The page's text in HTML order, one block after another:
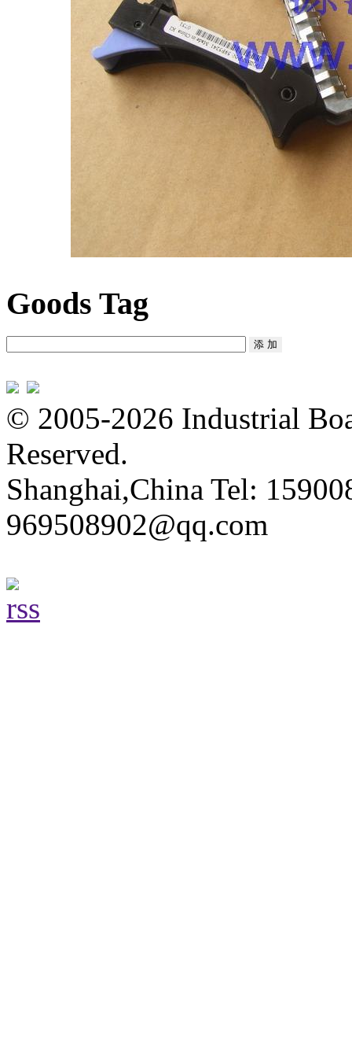
Goods Tag
© 2005-2026 Industrial
Reserved.
Shanghai,China Tel:
969508902@qq.com